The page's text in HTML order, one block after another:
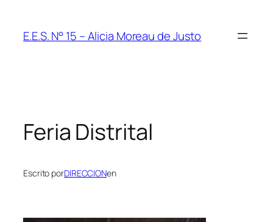
contenido
E.E.S. N° 15 – Alicia Moreau de Justo
Feria Distrital
Escrito porDIRECCIONen